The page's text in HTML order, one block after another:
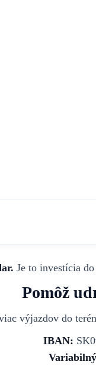
Je to investícia
Pomôž
výjazdov do
IBAN: